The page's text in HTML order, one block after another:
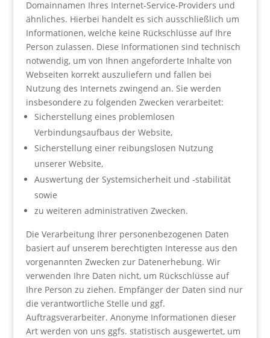
Domainnamen Ihres Internet-Service-Providers und
ähnliches. Hierbei handelt es sich ausschließlich um
Informationen, welche keine Rückschlüsse auf Ihre
Person zulassen. Diese Informationen sind technisch
notwendig, um von Ihnen angeforderte Inhalte von
Webseiten korrekt auszuliefern und fallen bei
Nutzung des Internets zwingend an. Sie werden
insbesondere zu folgenden Zwecken verarbeitet:
Sicherstellung eines problemlosen
Verbindungsaufbaus der Website,
Sicherstellung einer reibungslosen Nutzung
unserer Website,
Auswertung der Systemsicherheit und -stabilität
sowie
zu weiteren administrativen Zwecken.
Die Verarbeitung Ihrer personenbezogenen Daten
basiert auf unserem berechtigten Interesse aus den
vorgenannten Zwecken zur Datenerhebung. Wir
verwenden Ihre Daten nicht, um Rückschlüsse auf
Ihre Person zu ziehen. Empfänger der Daten sind nur
die verantwortliche Stelle und ggf.
Auftragsverarbeiter. Anonyme Informationen dieser
Art werden von uns ggfs. statistisch ausgewertet, um